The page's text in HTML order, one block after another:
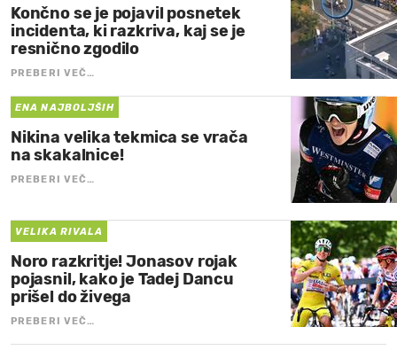
Končno se je pojavil posnetek
incidenta, ki razkriva, kaj se je
resnično zgodilo
PREBERI VEČ…
ENA NAJBOLJŠIH
Nikina velika tekmica se vrača
na skakalnice!
PREBERI VEČ…
VELIKA RIVALA
Noro razkritje! Jonasov rojak
pojasnil, kako je Tadej Dancu
prišel do živega
PREBERI VEČ…